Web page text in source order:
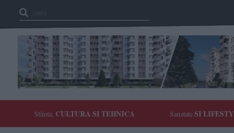
Stiinta, CULTURA SI TEHNICA SanatateSI